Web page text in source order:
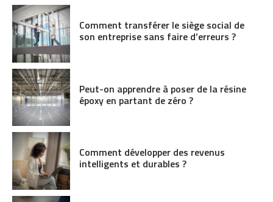
Comment transférer le siège social de
son entreprise sans faire d’erreurs ?
Peut-on apprendre à poser de la résine
époxy en partant de zéro ?
Comment développer des revenus
intelligents et durables ?